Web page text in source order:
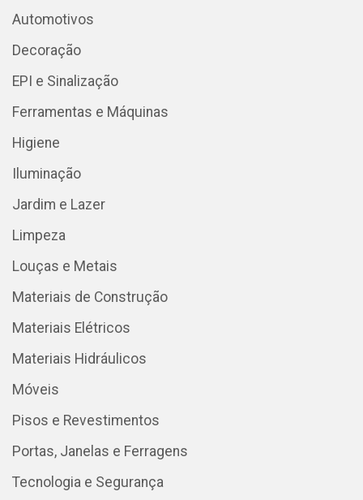
Automotivos
Decoração
EPI e Sinalização
Ferramentas e Máquinas
Higiene
Iluminação
Jardim e Lazer
Limpeza
Louças e Metais
Materiais de Construção
Materiais Elétricos
Materiais Hidráulicos
Móveis
Pisos e Revestimentos
Portas, Janelas e Ferragens
Tecnologia e Segurança